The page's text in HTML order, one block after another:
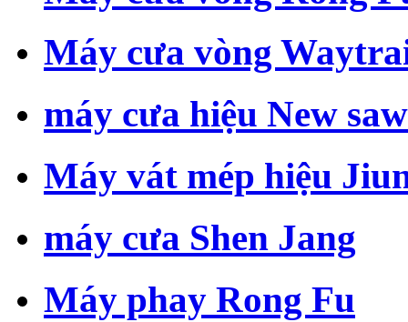
Máy cưa vòng
máy cưa hiệu New
Máy vát mép hiệu
máy cưa Shen Jang
Máy phay Rong Fu